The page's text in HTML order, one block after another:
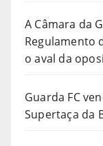
A Câmara da
Regulamento
o aval da
Guarda FC
Supertaça da